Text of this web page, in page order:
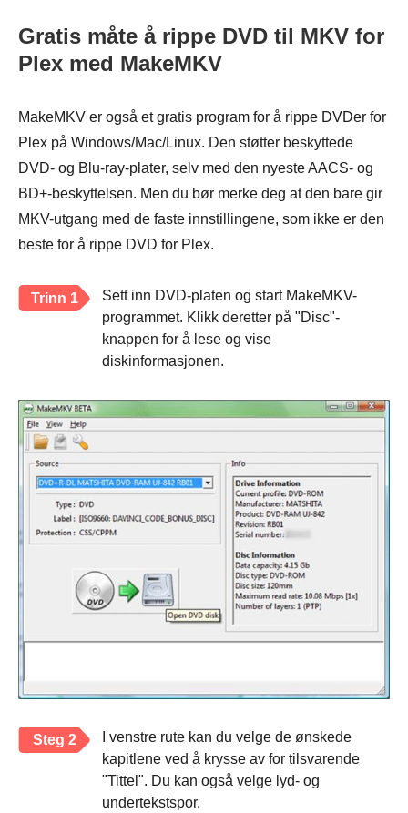
Gratis måte å rippe DVD til MKV for
Plex med MakeMKV
MakeMKV er også et gratis program for å rippe DVDer for
Plex på Windows/Mac/Linux. Den støtter beskyttede
DVD- og Blu-ray-plater, selv med den nyeste AACS- og
BD+-beskyttelsen. Men du bør merke deg at den bare gir
MKV-utgang med de faste innstillingene, som ikke er den
beste for å rippe DVD for Plex.
Trinn 1
Sett inn DVD-platen og start MakeMKV-
programmet. Klikk deretter på "Disc"-
knappen for å lese og vise
diskinformasjonen.
Steg 2
I venstre rute kan du velge de ønskede
kapitlene ved å krysse av for tilsvarende
"Tittel". Du kan også velge lyd- og
undertekstspor.